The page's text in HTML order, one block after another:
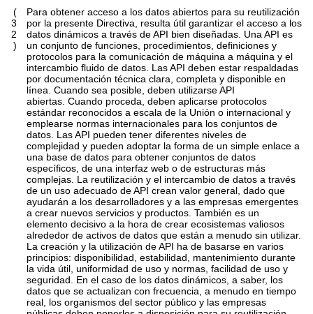
(
3
2
)
Para obtener acceso a los datos abiertos para su reutilización
por la presente Directiva, resulta útil garantizar el acceso a los
datos dinámicos a través de API bien diseñadas. Una API es
un conjunto de funciones, procedimientos, definiciones y
protocolos para la comunicación de máquina a máquina y el
intercambio fluido de datos. Las API deben estar respaldadas
por documentación técnica clara, completa y disponible en
línea. Cuando sea posible, deben utilizarse API
abiertas. Cuando proceda, deben aplicarse protocolos
estándar reconocidos a escala de la Unión o internacional y
emplearse normas internacionales para los conjuntos de
datos. Las API pueden tener diferentes niveles de
complejidad y pueden adoptar la forma de un simple enlace a
una base de datos para obtener conjuntos de datos
específicos, de una interfaz web o de estructuras más
complejas. La reutilización y el intercambio de datos a través
de un uso adecuado de API crean valor general, dado que
ayudarán a los desarrolladores y a las empresas emergentes
a crear nuevos servicios y productos. También es un
elemento decisivo a la hora de crear ecosistemas valiosos
alrededor de activos de datos que están a menudo sin utilizar.
La creación y la utilización de API ha de basarse en varios
principios: disponibilidad, estabilidad, mantenimiento durante
la vida útil, uniformidad de uso y normas, facilidad de uso y
seguridad. En el caso de los datos dinámicos, a saber, los
datos que se actualizan con frecuencia, a menudo en tiempo
real, los organismos del sector público y las empresas